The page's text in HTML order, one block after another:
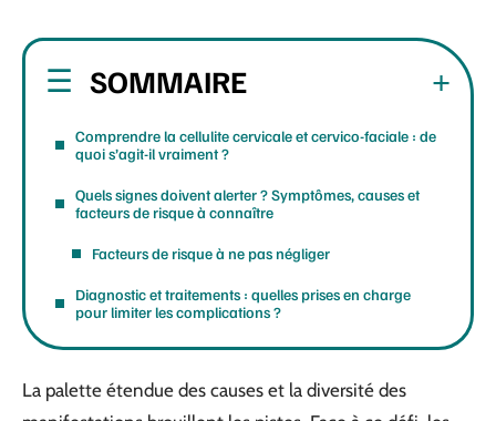
SOMMAIRE
Comprendre la cellulite cervicale et cervico-faciale : de
quoi s’agit-il vraiment ?
Quels signes doivent alerter ? Symptômes, causes et
facteurs de risque à connaître
Facteurs de risque à ne pas négliger
Diagnostic et traitements : quelles prises en charge
pour limiter les complications ?
La palette étendue des causes et la diversité des